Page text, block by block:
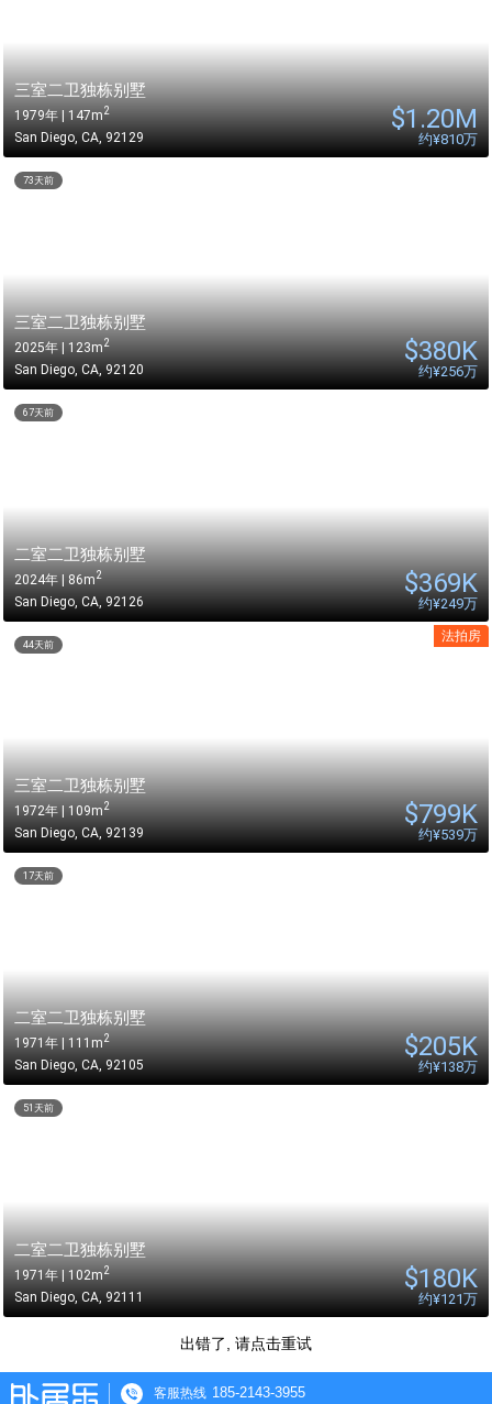
三室二卫独栋别墅
1979年 | 147m2
San Diego, CA, 92129
$1.20M
约¥810万
三室二卫独栋别墅
2025年 | 123m2
San Diego, CA, 92120
$380K
约¥256万
73天前
二室二卫独栋别墅
2024年 | 86m2
San Diego CA 92126
$369K
约¥249万
67天前
法拍房
三室二卫独栋别墅
1972年 | 109m2
San Diego, CA, 92139
$799K
约¥539万
44天前
二室二卫独栋别墅
1971年 | 111m2
San Diego, CA, 92105
$205K
约¥138万
17天前
二室二卫独栋别墅
1971年 | 102m2
San Diego, CA, 92111
$180K
约¥121万
51天前
出错了, 请点击重试
客服热线 185-2143-3955